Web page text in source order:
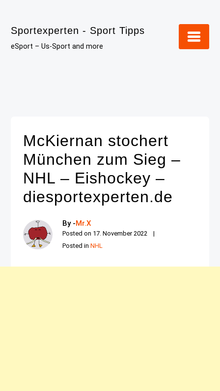
content
Sportexperten - Sport Tipps
eSport – Us-Sport and more
McKiernan stochert
München zum Sieg –
NHL – Eishockey –
diesportexperten.de
By -Mr.X
Posted on 17. November 2022
Posted inNHL